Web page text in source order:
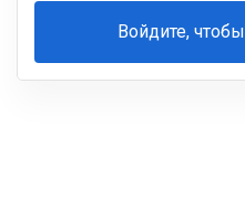
Войдите,
Ваша